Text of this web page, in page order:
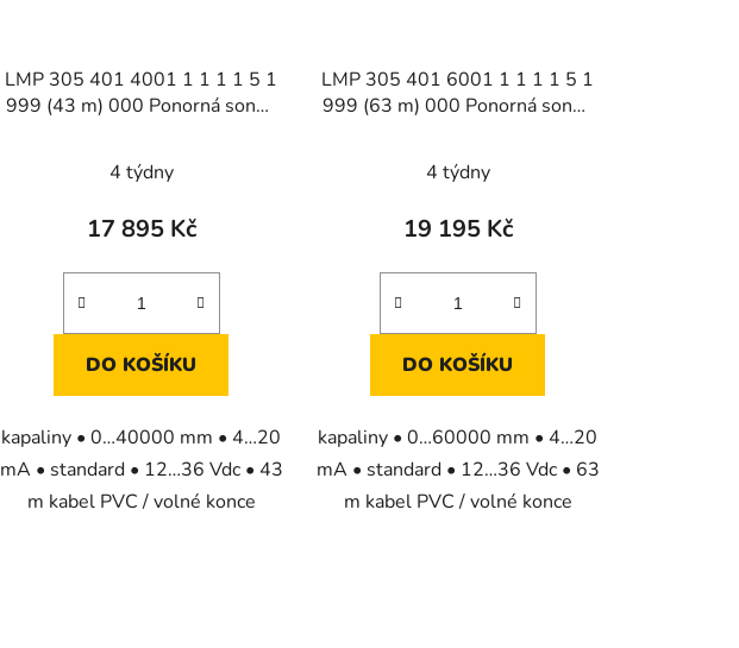
LMP 305 401 4001 1 1 1 1 5 1
999 (43 m) 000 Ponorná sonda
kapalin
4 týdny
17 895 Kč
DO KOŠÍKU
kapaliny • 0…40000 mm • 4…20
mA • standard • 12…36 Vdc • 43
m kabel PVC / volné konce
LMP 305 401 6001 1 1 1 1 5 1
999 (63 m) 000 Ponorná sonda
kapalin
4 týdny
19 195 Kč
DO KOŠÍKU
kapaliny • 0…60000 mm • 4…20
mA • standard • 12…36 Vdc • 63
m kabel PVC / volné konce